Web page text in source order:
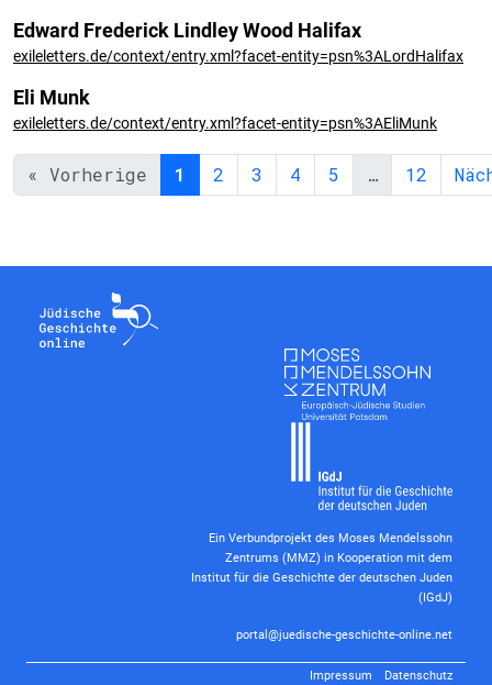
Edward Frederick Lindley Wood Halifax
exileletters.de/context/entry.xml?facet-entity=psn%3ALordHalifax
Eli Munk
exileletters.de/context/entry.xml?facet-entity=psn%3AEliMunk
« Vorherige 1 2 3 4 5 … 12
Ein Verbundprojekt des Moses Mendelssohn
Zentrums (MMZ) in Kooperation mit dem
Institut für die Geschichte der deutschen Juden
(IGdJ)
portal@juedische-geschichte-online.net
Impressum Datenschutz